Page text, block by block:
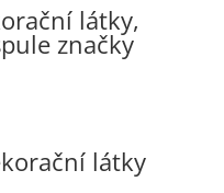
látky,
značky
látky